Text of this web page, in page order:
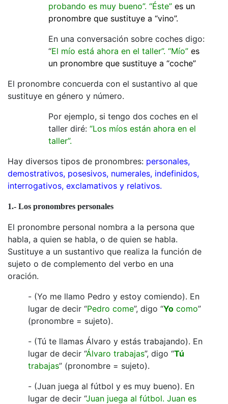
probando es muy bueno”. “Éste” es un
pronombre que sustituye a “vino”.
En una conversación sobre coches digo:
“El mío está ahora en el taller”. “Mío” es
un pronombre que sustituye a “coche”
El pronombre concuerda con el sustantivo al que
sustituye en género y número.
Por ejemplo, si tengo dos coches en el
taller diré: “Los míos están ahora en el
taller”.
Hay diversos tipos de pronombres: personales,
demostrativos, posesivos, numerales, indefinidos,
interrogativos, exclamativos y relativos.
1.- Los pronombres personales
El pronombre personal nombra a la persona que
habla, a quien se habla, o de quien se habla.
Sustituye a un sustantivo que realiza la función de
sujeto o de complemento del verbo en una
oración.
- (Yo me llamo Pedro y estoy comiendo). En
lugar de decir “Pedro come”, digo “Yo como”
(pronombre = sujeto).
- (Tú te llamas Álvaro y estás trabajando). En
lugar de decir “Álvaro trabajas”, digo “Tú
trabajas” (pronombre = sujeto).
- (Juan juega al fútbol y es muy bueno). En
lugar de decir “Juan juega al fútbol. Juan es